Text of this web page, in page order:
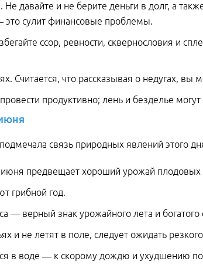
давайте и не берите деньги в долг, а
сулит финансовые проблемы.
ссор, ревности, сквернословия и
Считается, что рассказывая о недугах, вы
продуктивно; лень и безделье могут
связь природных явлений этого
июня предвещает хороший урожай плодовых
грибной год.
— верный знак урожайного лета и
и не летят в поле, следует ожидать
в воде — к скорому дождю и ухудшению